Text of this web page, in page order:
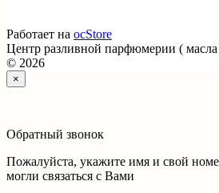
Работает на ocStore
Центр разливной парфюмерии (
© 2026
×
Обратный звонок
Пожалуйста, укажите имя и свой
могли связаться с Вами